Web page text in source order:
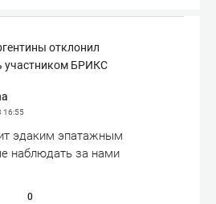
отклонил
участником БРИКС
16:55
эдаким эпатажным
наблюдать за нами
0